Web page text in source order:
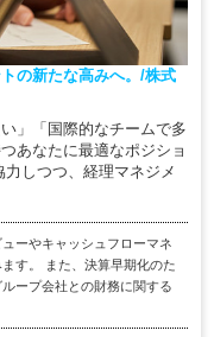
の新たな高みへ。/株式
」「国際的なチームで多
あなたに最適なポジショ
しつつ、経理マネジメ
ーやキャッシュフローマネ
す。 また、決算早期化のた
ープ会社との財務に関する